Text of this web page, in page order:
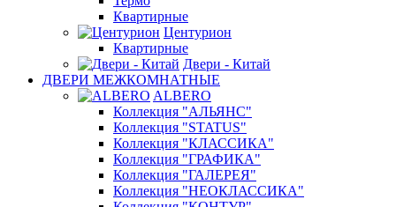
Квартирные
Центурион
Квартирные
Двери - Китай
ДВЕРИ МЕЖКОМНАТНЫЕ
ALBERO
Коллекция "АЛЬЯНС"
Коллекция "STATUS"
Коллекция "КЛАССИКА"
Коллекция "ГРАФИКА"
Коллекция "ГАЛЕРЕЯ"
Коллекция "НЕОКЛАССИКА"